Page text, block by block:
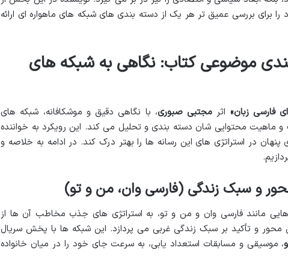
برای بررسی عمیق تر هر یک از دسته بندی های شبکه های ماهواره ای ارائه
موضوعی کتاب: نگاهی به شبکه های
فارسی زبان» اثر مجتبی صبوری، با نگاهی دقیق و موشکافانه، شبکه های
و ماهیت محتوایی شان دسته بندی و تحلیل می کند. این رویکرد به خواننده
در استراتژی های این رسانه ها را بهتر درک کند. در ادامه به خلاصه و
و سبک زندگی (فارسی وان، من و تو)
مانند فارسی وان و من و تو، به استراتژی های جذب مخاطب آن ها از
و تأکید بر سبک زندگی غربی می پردازد. این شبکه ها با پخش سریال
، موسیقی و مسابقات استعداد یابی، به سرعت جای خود را در میان خانواده